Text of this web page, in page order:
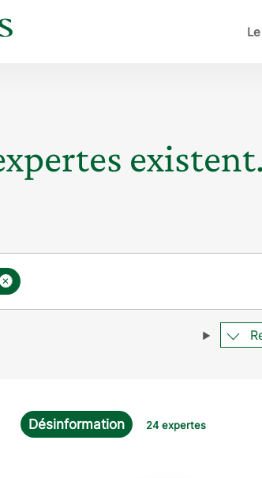
×
Désinformation 24 expertes